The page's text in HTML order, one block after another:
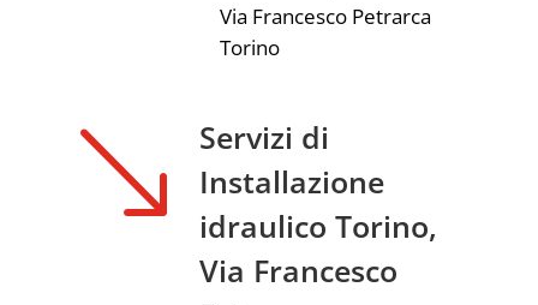
Via Francesco Petrarca
Torino
'
Servizi di
Installazione
idraulico Torino,
Via Francesco